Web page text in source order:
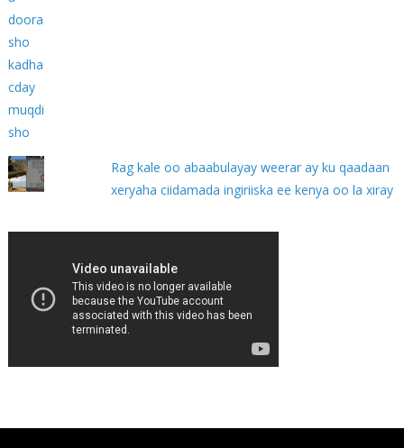
Rag kale oo abaabulayay weerar ay ku qaadaan
xeryaha ciidamada ingiriiska ee kenya oo la xiray